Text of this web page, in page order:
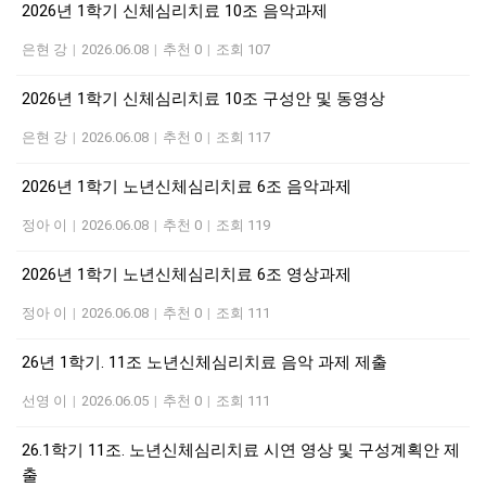
2026년 1학기 신체심리치료 10조 음악과제
은현 강 | 2026.06.08 | 추천 0 | 조회 107
2026년 1학기 신체심리치료 10조 구성안 및 동영상
은현 강 | 2026.06.08 | 추천 0 | 조회 117
2026년 1학기 노년신체심리치료 6조 음악과제
정아 이 | 2026.06.08 | 추천 0 | 조회 119
2026년 1학기 노년신체심리치료 6조 영상과제
정아 이 | 2026.06.08 | 추천 0 | 조회 111
26년 1학기. 11조 노년신체심리치료 음악 과제 제출
선영 이 | 2026.06.05 | 추천 0 | 조회 111
26.1학기 11조. 노년신체심리치료 시연 영상 및 구성계획안 제
출